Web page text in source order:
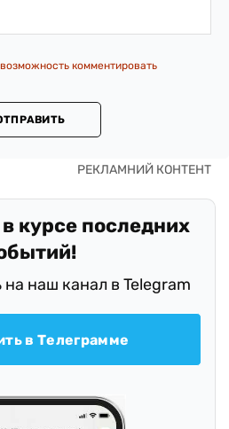
комментировать
курсе последних
наш канал в Telegram
в Телеграмме